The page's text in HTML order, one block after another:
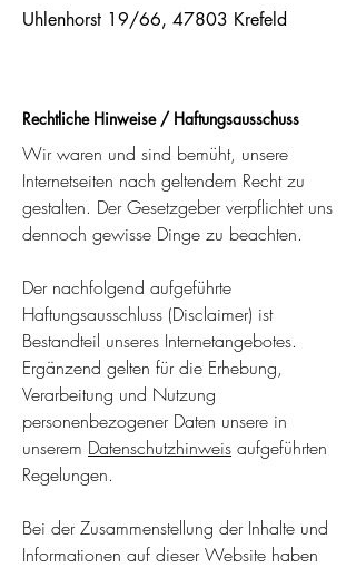
Uhlenhorst 19/66, 47803 Krefeld
Rechtliche Hinweise / Haftungsausschuss
Wir waren und sind bemüht, unsere
Internetseiten nach geltendem Recht zu
gestalten. Der Gesetzgeber verpflichtet uns
dennoch gewisse Dinge zu beachten.
Der nachfolgend aufgeführte
Haftungsausschluss (Disclaimer) ist
Bestandteil unseres Internetangebotes.
Ergänzend gelten für die Erhebung,
Verarbeitung und Nutzung
personenbezogener Daten unsere in
unserem Datenschutzhinweis aufgeführten
Regelungen.
Bei der Zusammenstellung der Inhalte und
Informationen auf dieser Website haben